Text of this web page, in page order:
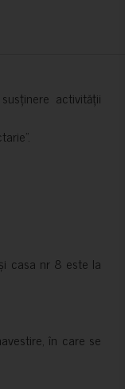
activității
casa nr 8 este la
în care se